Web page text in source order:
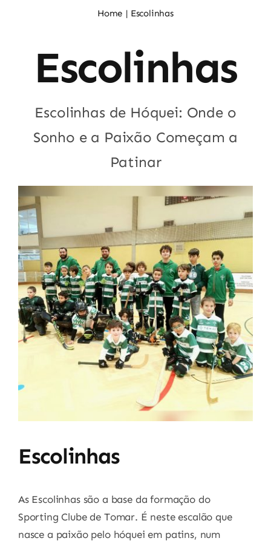
Sócios
Home Escolinhas
Escolinhas
Escolinhas de Hóquei: Onde o
Sonho e a Paixão Começam a
Patinar
Escolinhas
As Escolinhas são a base da formação do
Sporting Clube de Tomar. É neste escalão que
nasce a paixão pelo hóquei em patins, num